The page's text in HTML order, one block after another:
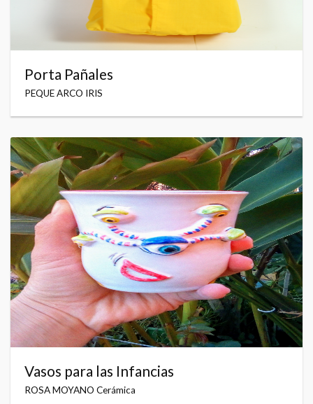
Porta Pañales
PEQUE ARCO IRIS
Vasos para las Infancias
ROSA MOYANO Cerámica